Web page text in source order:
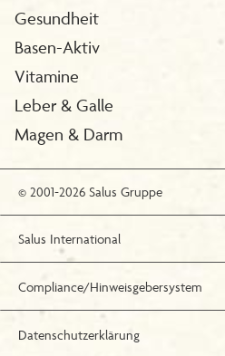
Gesundheit
Basen-Aktiv
Vitamine
Leber & Galle
Magen & Darm
© 2001-2026 Salus Gruppe
Salus International
Compliance/Hinweisgebersystem
Datenschutzerklärung